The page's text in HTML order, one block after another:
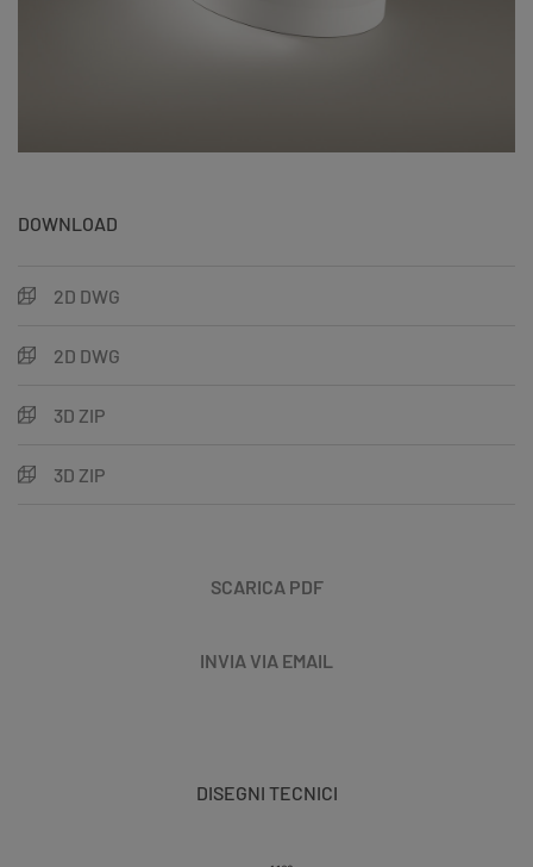
DOWNLOAD
2D DWG
2D DWG
3D ZIP
3D ZIP
SCARICA PDF
INVIA VIA EMAIL
DISEGNI TECNICI